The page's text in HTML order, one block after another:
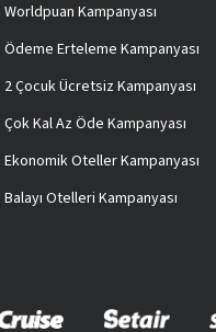
Worldpuan Kampanyası
Ödeme Erteleme Kampanyası
2 Çocuk Ücretsiz Kampanyası
Çok Kal Az Öde Kampanyası
Ekonomik Oteller Kampanyası
Balayı Otelleri Kampanyası